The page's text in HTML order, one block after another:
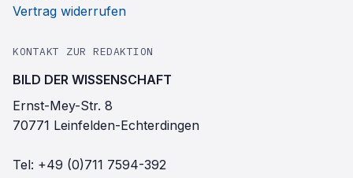
Vertrag widerrufen
KONTAKT ZUR REDAKTION
BILD DER WISSENSCHAFT
Ernst-Mey-Str. 8
70771 Leinfelden-Echterdingen
Tel: +49 (0)711 7594-392